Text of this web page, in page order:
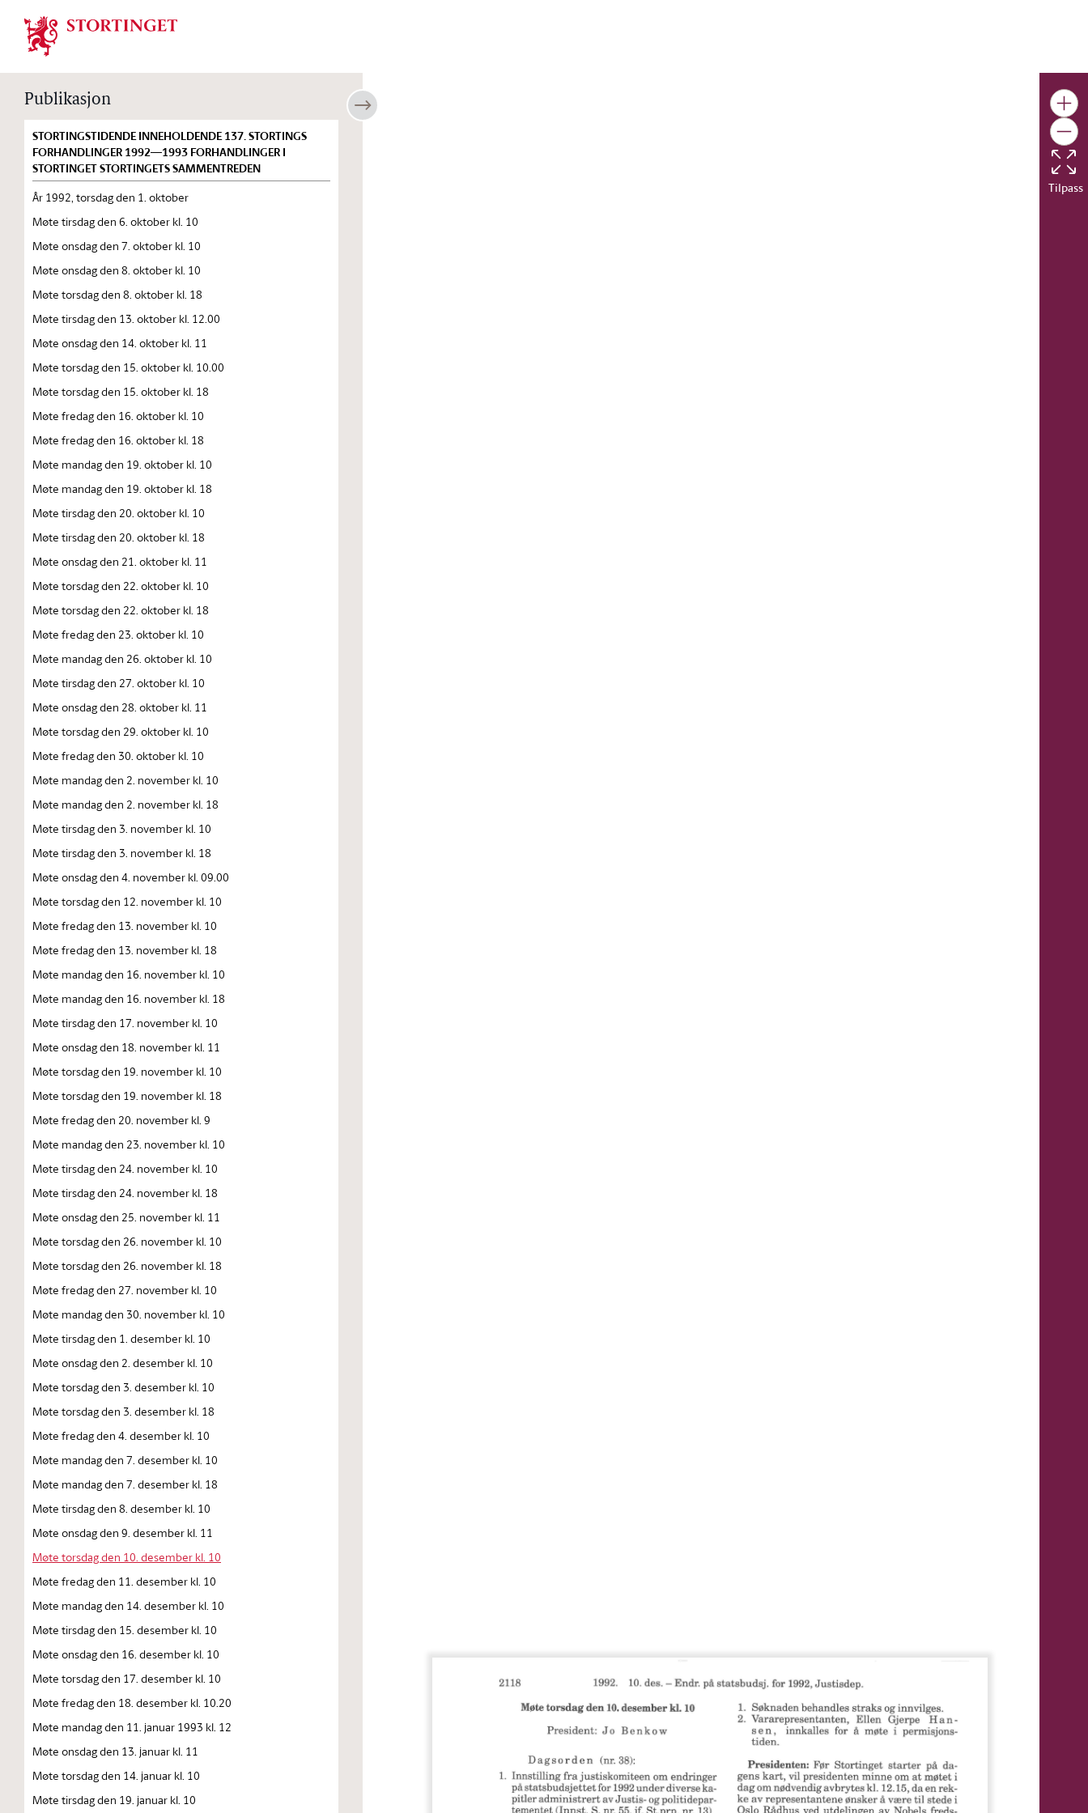
Stortinget.no
Publikasjon
STORTINGSTIDENDE INNEHOLDENDE 137. STORTINGS
FORHANDLINGER 1992—1993 FORHANDLINGER I
STORTINGET STORTINGETS SAMMENTREDEN
År 1992, torsdag den 1. oktober
Møte tirsdag den 6. oktober kl. 10
Møte onsdag den 7. oktober kl. 10
Møte onsdag den 8. oktober kl. 10
Møte torsdag den 8. oktober kl. 18
Møte tirsdag den 13. oktober kl. 12.00
Møte onsdag den 14. oktober kl. 11
Møte torsdag den 15. oktober kl. 10.00
Møte torsdag den 15. oktober kl. 18
Møte fredag den 16. oktober kl. 10
Møte fredag den 16. oktober kl. 18
Møte mandag den 19. oktober kl. 10
Møte mandag den 19. oktober kl. 18
Møte tirsdag den 20. oktober kl. 10
Møte tirsdag den 20. oktober kl. 18
Møte onsdag den 21. oktober kl. 11
Møte torsdag den 22. oktober kl. 10
Møte torsdag den 22. oktober kl. 18
Møte fredag den 23. oktober kl. 10
Møte mandag den 26. oktober kl. 10
Møte tirsdag den 27. oktober kl. 10
Møte onsdag den 28. oktober kl. 11
Møte torsdag den 29. oktober kl. 10
Møte fredag den 30. oktober kl. 10
Møte mandag den 2. november kl. 10
Møte mandag den 2. november kl. 18
Møte tirsdag den 3. november kl. 10
Møte tirsdag den 3. november kl. 18
Møte onsdag den 4. november kl. 09.00
Møte torsdag den 12. november kl. 10
Møte fredag den 13. november kl. 10
Møte fredag den 13. november kl. 18
Møte mandag den 16. november kl. 10
Møte mandag den 16. november kl. 18
Møte tirsdag den 17. november kl. 10
Møte onsdag den 18. november kl. 11
Møte torsdag den 19. november kl. 10
Møte torsdag den 19. november kl. 18
Møte fredag den 20. november kl. 9
Møte mandag den 23. november kl. 10
Møte tirsdag den 24. november kl. 10
Møte tirsdag den 24. november kl. 18
Møte onsdag den 25. november kl. 11
Møte torsdag den 26. november kl. 10
Møte torsdag den 26. november kl. 18
Møte fredag den 27. november kl. 10
Møte mandag den 30. november kl. 10
Møte tirsdag den 1. desember kl. 10
Møte onsdag den 2. desember kl. 10
Møte torsdag den 3. desember kl. 10
Møte torsdag den 3. desember kl. 18
Møte fredag den 4. desember kl. 10
Møte mandag den 7. desember kl. 10
Møte mandag den 7. desember kl. 18
Møte tirsdag den 8. desember kl. 10
Møte onsdag den 9. desember kl. 11
Møte torsdag den 10. desember kl. 10
Møte fredag den 11. desember kl. 10
Møte mandag den 14. desember kl. 10
Møte tirsdag den 15. desember kl. 10
Møte onsdag den 16. desember kl. 10
Møte torsdag den 17. desember kl. 10
Møte fredag den 18. desember kl. 10.20
Møte mandag den 11. januar 1993 kl. 12
Møte onsdag den 13. januar kl. 11
Møte torsdag den 14. januar kl. 10
Møte tirsdag den 19. januar kl. 10